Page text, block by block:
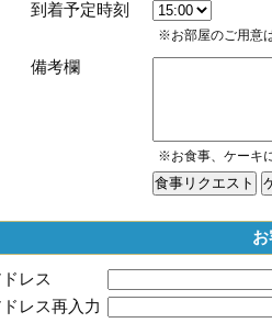
到着予定時刻
※お部屋のご用意
備考欄
※お食事、ケーキ
レス
レス再入力